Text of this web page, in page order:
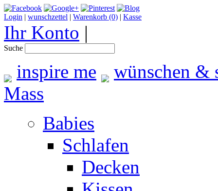
Login | wunschzettel | Warenkorb (0) | Kasse
Ihr Konto |
Suche
inspire me
wünschen &
Mass
Babies
Schlafen
Decken